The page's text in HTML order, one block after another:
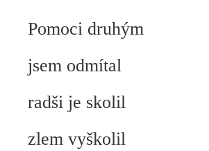
Pomoci druhým
jsem odmítal
radši je skolil
zlem vyškolil